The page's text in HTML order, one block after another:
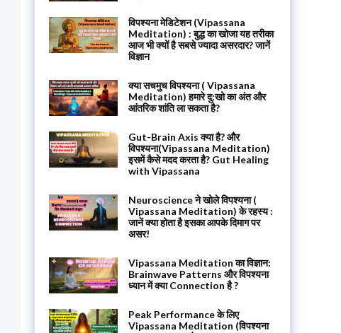
विपश्यना मेडिटेशन (Vipassana
Meditation) : बुद्ध का खोजा यह तरीका
आज भी क्यों है सबसे ज्यादा असरदार? जानें
विज्ञान
क्या सचमुच विपश्यना ( Vipassana
Meditation) हमारे दु:खो का अंत और
आंतरिक शांति ला सकता है?
Gut-Brain Axis क्या है? और
विपश्यना(Vipassana Meditation)
इसमें कैसे मदद करता है? Gut Healing
with Vipassana
Neuroscience ने खोले विपश्यना (
Vipassana Meditation) के रहस्य :
जानें क्या होता है इसका आपके दिमाग पर
असर!
Vipassana Meditation का विज्ञान:
Brainwave Patterns और विपश्यना
ध्यान में क्या Connection है ?
Peak Performance के लिए
Vipassana Meditation (विपश्यना